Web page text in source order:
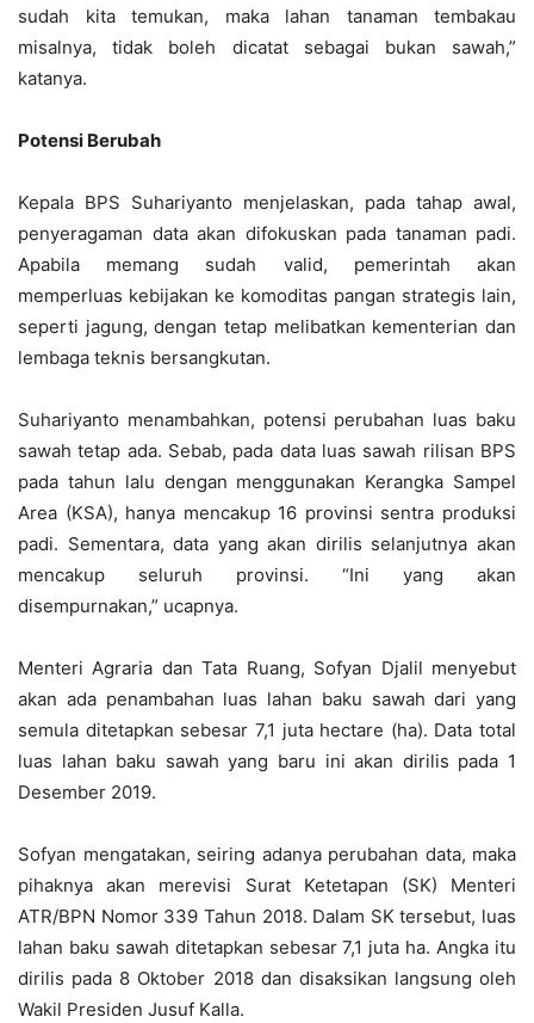
sudah kita temukan, maka lahan tanaman tembakau
misalnya, tidak boleh dicatat sebagai bukan sawah,”
katanya.
Potensi Berubah
Kepala BPS Suhariyanto menjelaskan, pada tahap awal,
penyeragaman data akan difokuskan pada tanaman padi.
Apabila memang sudah valid, pemerintah akan
memperluas kebijakan ke komoditas pangan strategis lain,
seperti jagung, dengan tetap melibatkan kementerian dan
lembaga teknis bersangkutan.
Suhariyanto menambahkan, potensi perubahan luas baku
sawah tetap ada. Sebab, pada data luas sawah rilisan BPS
pada tahun lalu dengan menggunakan Kerangka Sampel
Area (KSA), hanya mencakup 16 provinsi sentra produksi
padi. Sementara, data yang akan dirilis selanjutnya akan
mencakup seluruh provinsi. “Ini yang akan
disempurnakan,” ucapnya.
Menteri Agraria dan Tata Ruang, Sofyan Djalil menyebut
akan ada penambahan luas lahan baku sawah dari yang
semula ditetapkan sebesar 7,1 juta hectare (ha). Data total
luas lahan baku sawah yang baru ini akan dirilis pada 1
Desember 2019.
Sofyan mengatakan, seiring adanya perubahan data, maka
pihaknya akan merevisi Surat Ketetapan (SK) Menteri
ATR/BPN Nomor 339 Tahun 2018. Dalam SK tersebut, luas
lahan baku sawah ditetapkan sebesar 7,1 juta ha. Angka itu
dirilis pada 8 Oktober 2018 dan disaksikan langsung oleh
Wakil Presiden Jusuf Kalla.